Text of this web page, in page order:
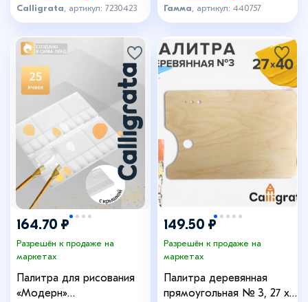
Calligrata , артикул: 7230423 Гамма , артикул: 440757
164.70 ₽
Разрешён к продаже на
маркетах
Палитра для рисования
«Модерн»
149.50 ₽
Разрешён к продаже на
маркетах
Палитра деревянная
прямоугольная № 3, 27 х